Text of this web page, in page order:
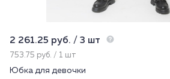
2 261.25 руб. / 3 шт
753.75 руб. / 1 шт
Юбка для девочки